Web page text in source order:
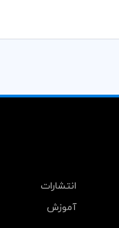
انتشارات
آموزش